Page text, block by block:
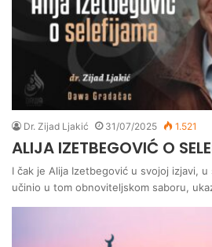
Dr. Zijad Ljakić 31/07/2025 1.521
ALIJA IZETBEGOVIĆ O
I čak je Alija Izetbegović u svojoj izjavi,
učinio u tom obnoviteljskom saboru,